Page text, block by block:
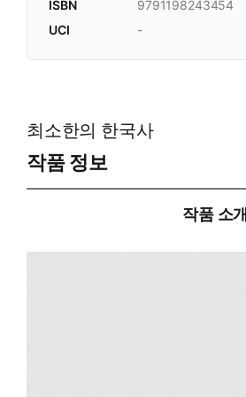
ISBN
9791198243454
UCI
-
최소한의 한국사
작품 정보
작품 소개